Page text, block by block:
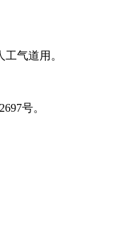
气道用。
号。